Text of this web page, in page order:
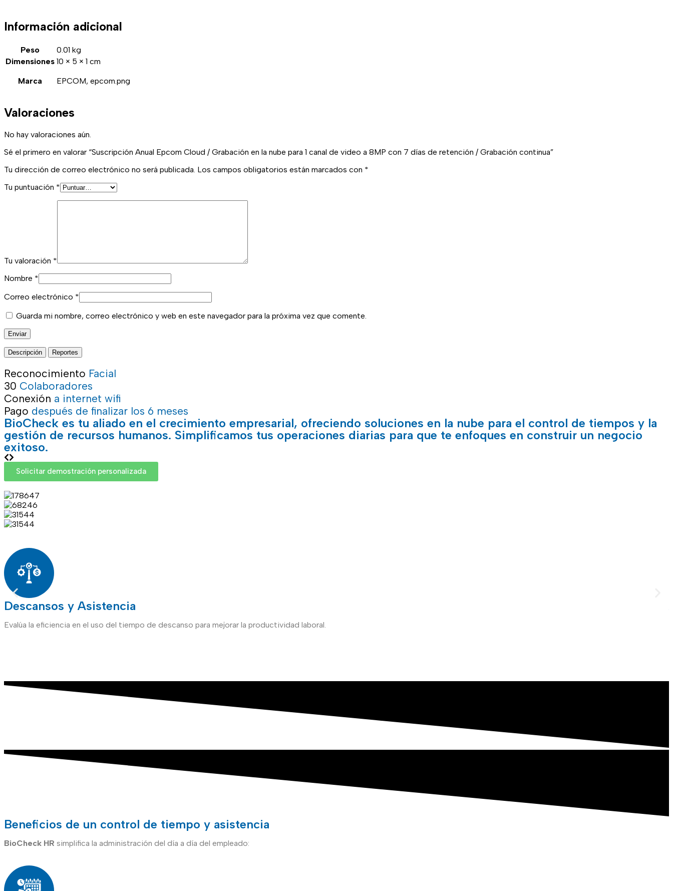
Información adicional
Peso
0.01 kg
Dimensiones 10 × 5 × 1 cm
Marca EPCOM, epcom.png
Valoraciones
No hay valoraciones aún.
Sé el primero en valorar “Suscripción Anual Epcom Cloud / Grabación en la nube para 1 canal de video a 8MP con 7 días de retención / Grabación continua”
Tu dirección de correo electrónico no será publicada. Los campos obligatorios están marcados con *
Tu puntuación *
Tu valoración *
Nombre *
Correo electrónico *
Guarda mi nombre, correo electrónico y web en este navegador para la próxima vez que comente.
Descripción Reportes
Reconocimiento Facial
30 Colaboradores
Conexión a internet wifi
Pago después de finalizar los 6 meses
BioCheck es tu aliado en el crecimiento empresarial, ofreciendo soluciones en la nube para el control de tiempos y la
gestión de recursos humanos. Simplificamos tus operaciones diarias para que te enfoques en construir un negocio
exitoso.
Solicitar demostración personalizada
Descansos y Asistencia
Evalúa la eficiencia en el uso del tiempo de descanso para mejorar la productividad laboral.
Beneficios de un control de tiempo y asistencia
BioCheck HR simplifica la administración del día a día del empleado: